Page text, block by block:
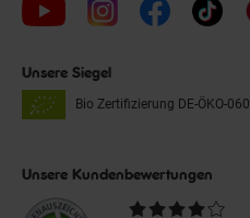
Unsere Siegel
Bio Zertifizierung DE-ÖKO-060
Unsere Kundenbewertungen
Durchschnittliche